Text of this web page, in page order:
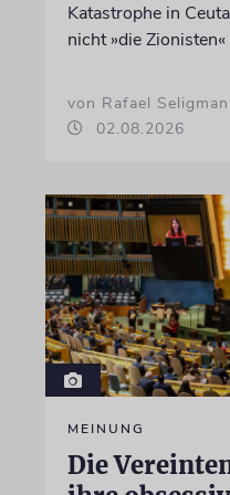
Katastrophe in
nicht »die Zionisten«
von Rafael
02.08.2026
MEINUNG
Die